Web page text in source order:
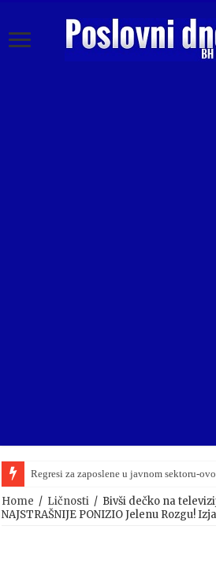
Regresi za zaposlene u javnom sektoru-
Bingo nastavlja dominaciju: Prihodi
Home / Ličnosti / Bivši dečko na
NAJSTRAŠNIJE PONIZIO Jelenu Rozgu!